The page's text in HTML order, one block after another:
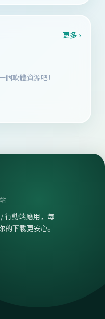
更多 ›
軟體資源吧！
行動端應用，每
下載更安心。